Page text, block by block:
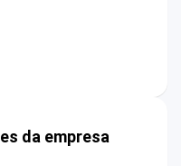
da empresa